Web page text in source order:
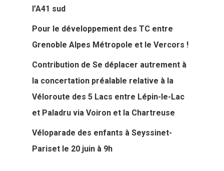
l’A41 sud
Pour le développement des TC entre
Grenoble Alpes Métropole et le Vercors !
Contribution de Se déplacer autrement à
la concertation préalable relative à la
Véloroute des 5 Lacs entre Lépin-le-Lac
et Paladru via Voiron et la Chartreuse
Véloparade des enfants à Seyssinet-
Pariset le 20 juin à 9h